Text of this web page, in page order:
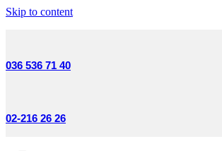
Skip to content
036 536 71 40
02-216 26 26